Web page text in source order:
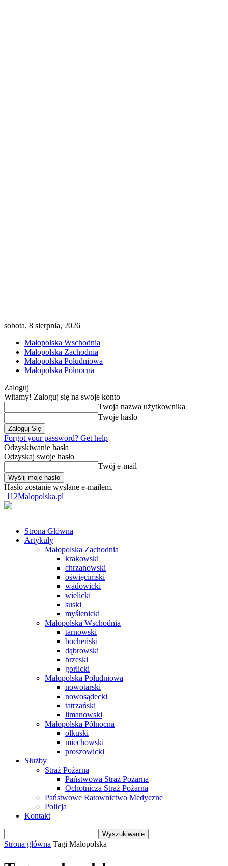
sobota, 8 sierpnia, 2026
Małopolska Wschodnia
Małopolska Zachodnia
Małopolska Południowa
Małopolska Północna
Zaloguj
Witamy! Zaloguj się na swoje konto
Twoja nazwa użytkownika
Twoje hasło
Forgot your password? Get help
Odzyskiwanie hasła
Odzyskaj swoje hasło
Twój e-mail
Hasło zostanie wysłane e-mailem.
112Malopolska.pl
Strona Główna
Artykuły
Małopolska Zachodnia
krakowski
chrzanowski
oświęcimski
wadowicki
wielicki
suski
myślenicki
Małopolska Wschodnia
tarnowski
bocheński
dąbrowski
brzeski
gorlicki
Małopolska Południowa
nowotarski
nowosądecki
tatrzański
limanowski
Małopolska Północna
olkuski
miechowski
proszowicki
Służby
Straż Pożarna
Państwowa Straż Pożarna
Ochotnicza Straż Pożarna
Państwowe Ratownictwo Medyczne
Policja
Kontakt
Strona główna Tagi Małopolska